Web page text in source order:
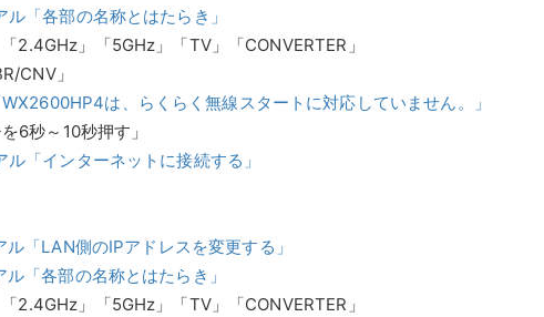
「各部の名称とはたらき」
2.4GHz」「5GHz」「TV」「CONVERTER」
CNV」
WX2600HP4は、らくらく無線スタートに対応していません。」
6秒～10秒押す」
「インターネットに接続する」
「LAN側のIPアドレスを変更する」
「各部の名称とはたらき」
2.4GHz」「5GHz」「TV」「CONVERTER」